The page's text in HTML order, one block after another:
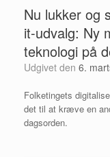
Nu lukker og
it-udvalg: Ny
teknologi på
Udgivet den 6.
Folketingets
det til at kræve en
dagsorden.